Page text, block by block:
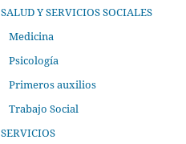
SALUD Y SERVICIOS SOCIALES
Medicina
Psicología
Primeros auxilios
Trabajo Social
SERVICIOS